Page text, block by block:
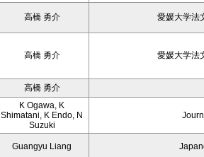
高橋 勇介 愛媛大学法
高橋 勇介 愛媛大学法
高橋 勇介
K Ogawa, K
Shimatani, K Endo, N
Suzuki
Guangyu Liang